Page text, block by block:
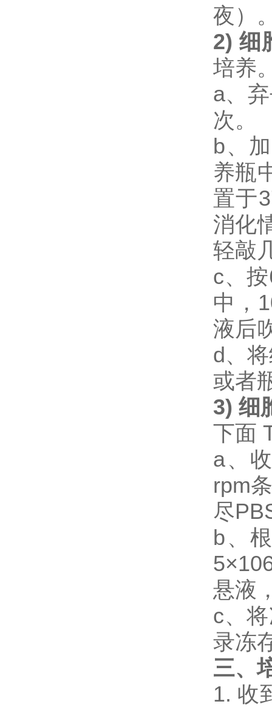
夜）
2) 细
培养
a、
次
b、
养瓶
置于
消化
轻敲
c、
中，
液后
d、
或者
3) 细
下面
a、
rpm
尽
b、
悬液
c、
录冻
三、
1. 收